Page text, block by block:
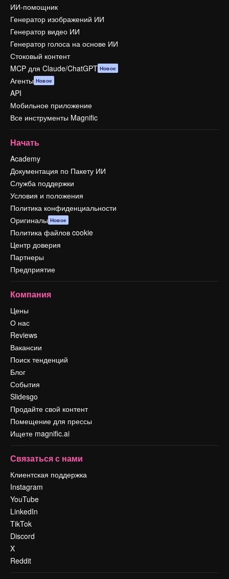
ИИ-помощник
Генератор изображений ИИ
Генератор видео ИИ
Генератор голоса на основе ИИ
Стоковый контент
MCP для Claude/ChatGPT Новое
Агенты Новое
API
Мобильное приложение
Все инструменты Magnific
Начать
Academy
Документация по Пакету ИИ
Служба поддержки
Условия и положения
Политика конфиденциальности
Оригиналы Новое
Политика файлов cookie
Центр доверия
Партнеры
Предприятие
Компания
Цены
О нас
Reviews
Вакансии
Поиск тенденций
Блог
События
Slidesgo
Продайте свой контент
Помещение для прессы
Ищете magnific.ai
Связаться с нами
Клиентская поддержка
Instagram
YouTube
LinkedIn
TikTok
Discord
X
Reddit